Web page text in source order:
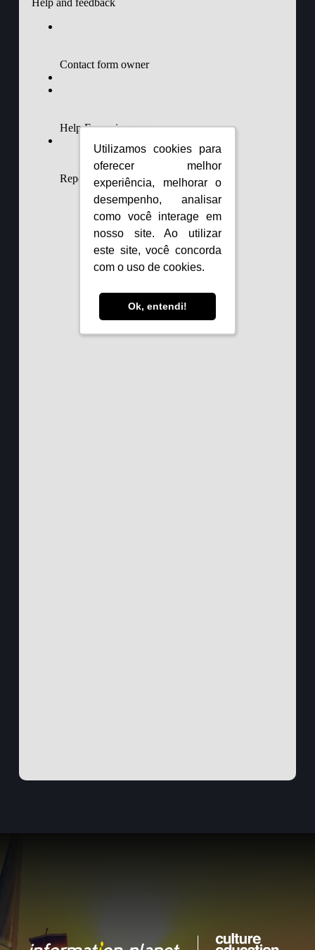
Utilizamos cookies para
oferecer melhor
experiência, melhorar o
desempenho, analisar
como você interage em
nosso site. Ao utilizar
este site, você concorda
com o uso de cookies.
Ok, entendi!
Utilizamos cookies para
oferecer melhor
experiência, melhorar o
desempenho, analisar
como você interage em
nosso site. Ao utilizar
este site, você concorda
com o uso de cookies.
Ok, entendi!